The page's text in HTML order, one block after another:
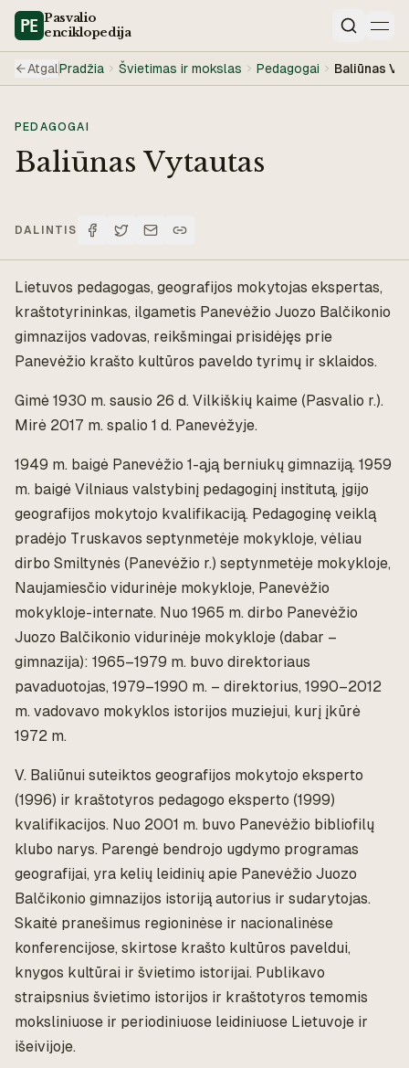
Pasvalio
enciklopedija
Paieška
AtgalPradžia Švietimas ir mokslas Pedagogai Baliūnas
PEDAGOGAI
Baliūnas Vytautas
DALINTIS
Lietuvos pedagogas, geografijos mokytojas ekspertas,
kraštotyrininkas, ilgametis Panevėžio Juozo Balčikonio
gimnazijos vadovas, reikšmingai prisidėjęs prie
Panevėžio krašto kultūros paveldo tyrimų ir sklaidos.
Gimė 1930 m. sausio 26 d. Vilkiškių kaime (Pasvalio r.).
Mirė 2017 m. spalio 1 d. Panevėžyje.
1949 m. baigė Panevėžio 1-ąją berniukų gimnaziją. 1959
m. baigė Vilniaus valstybinį pedagoginį institutą, įgijo
geografijos mokytojo kvalifikaciją. Pedagoginę veiklą
pradėjo Truskavos septynmetėje mokykloje, vėliau
dirbo Smiltynės (Panevėžio r.) septynmetėje mokykloje,
Naujamiesčio vidurinėje mokykloje, Panevėžio
mokykloje-internate. Nuo 1965 m. dirbo Panevėžio
Juozo Balčikonio vidurinėje mokykloje (dabar –
gimnazija): 1965–1979 m. buvo direktoriaus
pavaduotojas, 1979–1990 m. – direktorius, 1990–2012
m. vadovavo mokyklos istorijos muziejui, kurį įkūrė
1972 m.
V. Baliūnui suteiktos geografijos mokytojo eksperto
(1996) ir kraštotyros pedagogo eksperto (1999)
kvalifikacijos. Nuo 2001 m. buvo Panevėžio bibliofilų
klubo narys. Parengė bendrojo ugdymo programas
geografijai, yra kelių leidinių apie Panevėžio Juozo
Balčikonio gimnazijos istoriją autorius ir sudarytojas.
Skaitė pranešimus regioninėse ir nacionalinėse
konferencijose, skirtose krašto kultūros paveldui,
knygos kultūrai ir švietimo istorijai. Publikavo
straipsnius švietimo istorijos ir kraštotyros temomis
moksliniuose ir periodiniuose leidiniuose Lietuvoje ir
išeivijoje.